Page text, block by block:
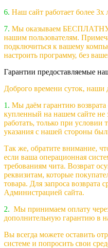
6. Наш сайт работает более 3х
7. Мы оказываем
нашим пользователям.
подключиться к вашему
настроить программу, без
Гарантии предоставляемые
Доброго времени суток, наши
1. Мы даём гарантию возврата
купленный на нашем сайте не
работать, только при условии
указания с нашей стороны
Так же, обратите внимание,
если ваша операционная
требованиям чита. Возврат
реквизитам, которые
товара. Для запроса возврата
Администрацией сайта.
2. Мы принимаем оплату
дополнительную гарантию в
Вы всегда можете оставить
системе и попросить свои